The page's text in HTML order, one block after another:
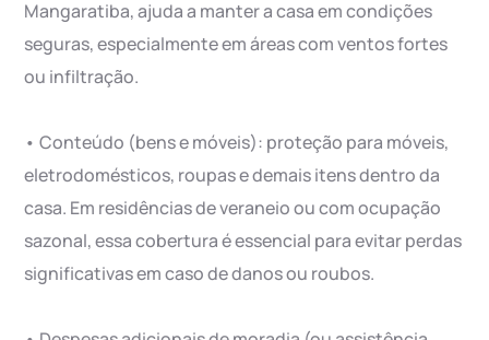
Mangaratiba, ajuda a manter a casa em condições
seguras, especialmente em áreas com ventos fortes
ou infiltração.
• Conteúdo (bens e móveis): proteção para móveis,
eletrodomésticos, roupas e demais itens dentro da
casa. Em residências de veraneio ou com ocupação
sazonal, essa cobertura é essencial para evitar perdas
significativas em caso de danos ou roubos.